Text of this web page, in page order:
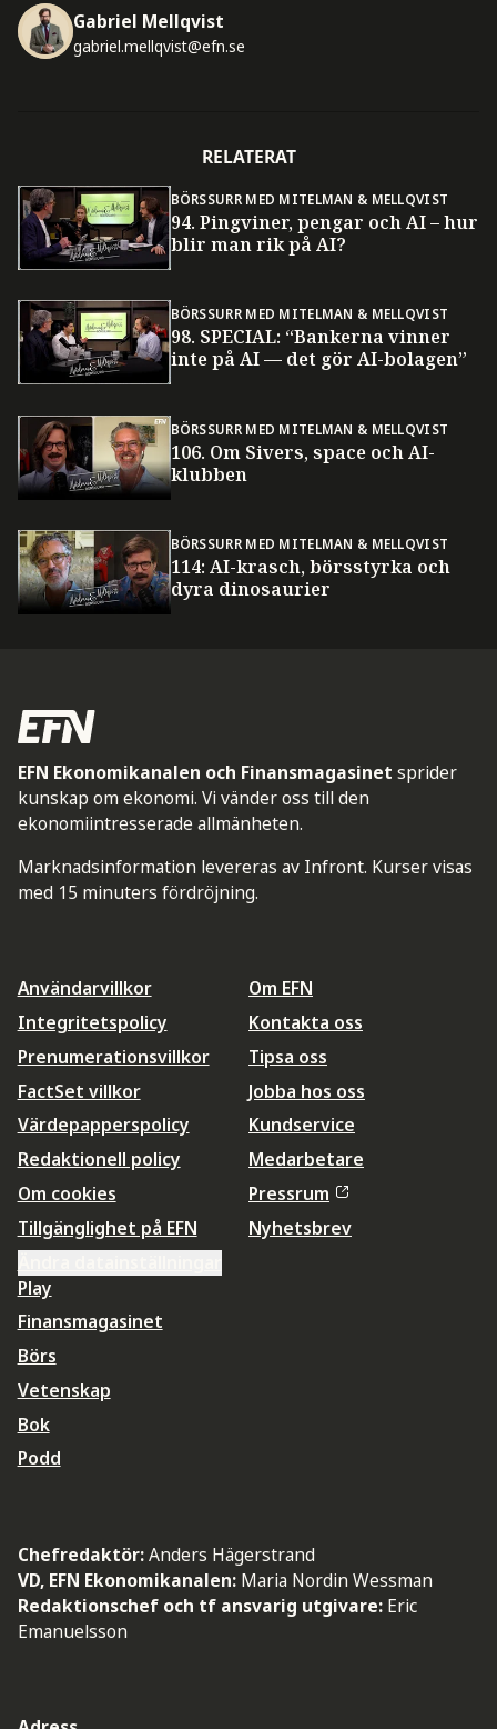
Gabriel Mellqvist
gabriel.mellqvist@efn.se
RELATERAT
BÖRSSURR MED MITELMAN & MELLQVIST
94. Pingviner, pengar och AI – hur
blir man rik på AI?
BÖRSSURR MED MITELMAN & MELLQVIST
98. SPECIAL: “Bankerna vinner
inte på AI — det gör AI-bolagen”
BÖRSSURR MED MITELMAN & MELLQVIST
106. Om Sivers, space och AI-
klubben
BÖRSSURR MED MITELMAN & MELLQVIST
114: AI-krasch, börsstyrka och
dyra dinosaurier
EFN Ekonomikanalen och Finansmagasinet sprider
kunskap om ekonomi. Vi vänder oss till den
ekonomiintresserade allmänheten.
Marknadsinformation levereras av Infront. Kurser visas
med 15 minuters fördröjning.
Användarvillkor
Integritetspolicy
Prenumerationsvillkor
FactSet villkor
Värdepapperspolicy
Redaktionell policy
Om cookies
Tillgänglighet på EFN
Om EFN
Kontakta oss
Tipsa oss
Jobba hos oss
Kundservice
Medarbetare
Pressrum
Nyhetsbrev
Play
Finansmagasinet
Börs
Vetenskap
Bok
Podd
Chefredaktör:Anders Hägerstrand
VD, EFN Ekonomikanalen: Maria Nordin Wessman
Redaktionschef och tf ansvarig utgivare: Eric
Emanuelsson